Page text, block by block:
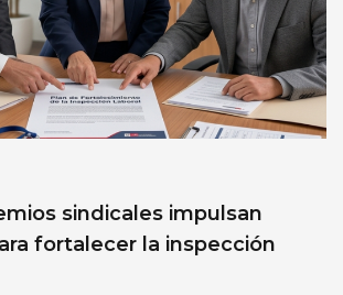
sindicales impulsan
fortalecer la inspección